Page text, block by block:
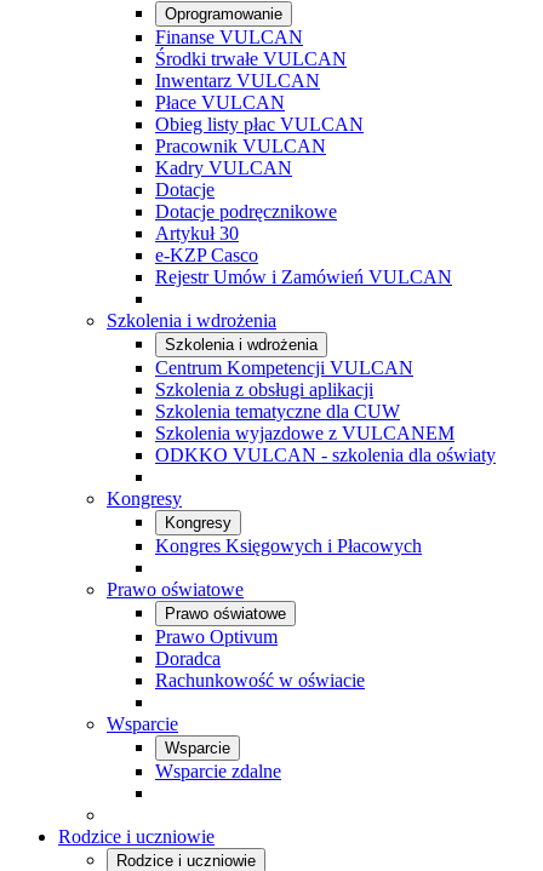
Oprogramowanie
Finanse VULCAN
Środki trwałe VULCAN
Inwentarz VULCAN
Płace VULCAN
Obieg listy płac VULCAN
Pracownik VULCAN
Kadry VULCAN
Dotacje
Dotacje podręcznikowe
Artykuł 30
e-KZP Casco
Rejestr Umów i Zamówień VULCAN
Szkolenia i wdrożenia
Szkolenia i wdrożenia
Centrum Kompetencji VULCAN
Szkolenia z obsługi aplikacji
Szkolenia tematyczne dla CUW
Szkolenia wyjazdowe z VULCANEM
ODKKO VULCAN - szkolenia dla oświaty
Kongresy
Kongresy
Kongres Księgowych i Płacowych
Prawo oświatowe
Prawo oświatowe
Prawo Optivum
Doradca
Rachunkowość w oświacie
Wsparcie
Wsparcie
Wsparcie zdalne
Rodzice i uczniowie
Rodzice i uczniowie